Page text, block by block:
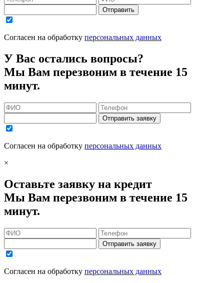
Отправить
Согласен на обработку персональных данных
У Вас остались вопросы?
Мы Вам перезвоним в течение 15
минут.
Отправить заявку
Согласен на обработку персональных данных
×
Оставьте заявку на кредит
Мы Вам перезвоним в течение 15
минут.
Отправить заявку
Согласен на обработку персональных данных